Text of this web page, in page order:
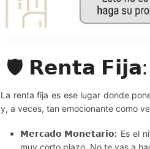
🛡️ 𝗥𝗲𝗻𝘁𝗮
La renta fija es ese lugar donde
y, a veces, tan emocionante como
𝗠𝗲𝗿𝗰𝗮𝗱𝗼 𝗠𝗼𝗻𝗲𝘁𝗮𝗿𝗶𝗼: Es el
muy corto plazo. No te vas a